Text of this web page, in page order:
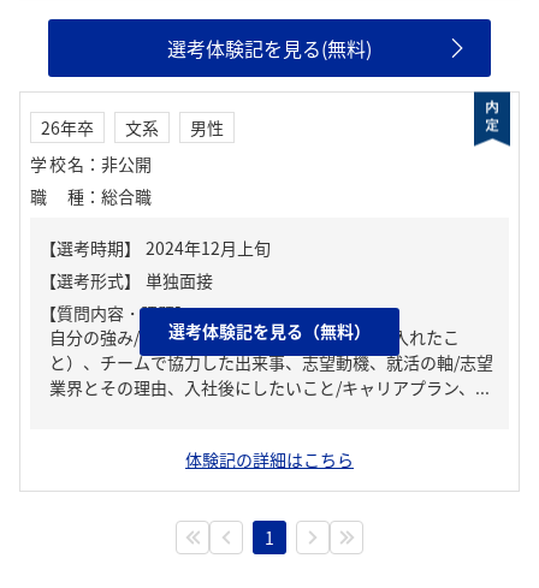
選考体験記を見る(無料)
26年卒 文系
男性
学校名 ： 非公開
職種 ： 総合職
【質問内容・課題】
自分の強み/弱み、ガクチカ（学生時代に力を入れたこ
と）、チームで協力した出来事、志望動機、就活の軸/志望
業界とその理由、入社後にしたいこと/キャリアプラン、...
選考体験記を見る（無料）
体験記の詳細はこちら
1